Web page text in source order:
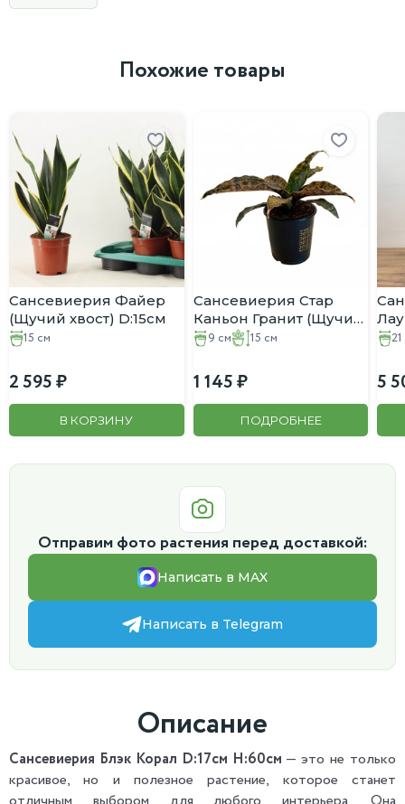
Похожие товары
Сансевиерия Файер
(Щучий хвост) D:15см
15 см
2 595
В КОРЗИНУ
Сансевиерия Стар
Каньон Гранит (Щучий
хвост) D:9см H:15см
9 см 15 см
1 145
ПОДРОБНЕЕ
5
Отправим фото растения перед доставкой:
Написать в MAX
Написать в Telegram
Описание
Сансевиерия Блэк Корал D:17см H:60см — это не только
красивое, но и полезное растение, которое станет